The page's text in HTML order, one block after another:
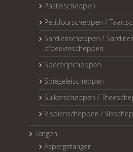
Pasteischeppen
Petitfourscheppen /
Sardienscheppen /
d'oeuvrescheppen
Specerijscheppen
Spiegeleischeppen
Suikerscheppen /
Visdienscheppen /
Tangen
Aspergetangen